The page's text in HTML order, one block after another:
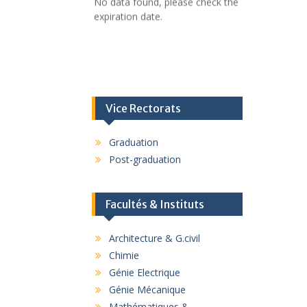
expiration date.
Vice Rectorats
Graduation
Post-graduation
Facultés & Instituts
Architecture & G.civil
Chimie
Génie Electrique
Génie Mécanique